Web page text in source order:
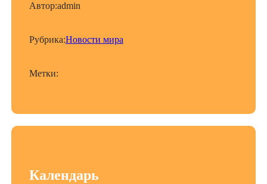
Автор:admin
Рубрика:Новости мира
Метки:
Календарь